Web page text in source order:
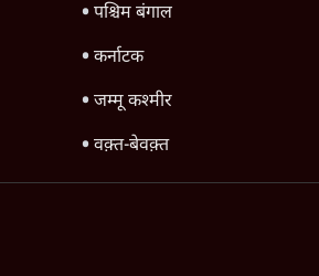
पश्चिम बंगाल
कर्नाटक
जम्मू कश्मीर
वक़्त-बेवक़्त